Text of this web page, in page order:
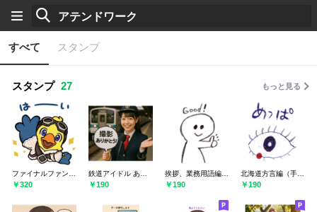
すべて スタンプ
スタンプ 27 もっと見る
￥320 ￥190
挨拶、業務用語編（手書き）
￥190 ￥190